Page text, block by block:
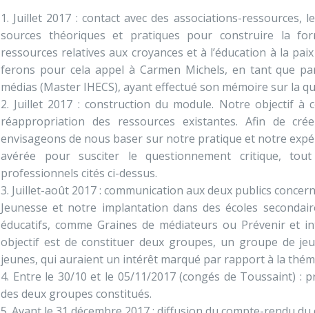
Juillet 2017 : contact avec des associations-
sources théoriques et pratiques pour construire la
ressources relatives aux croyances et à l’éducation à la
ferons pour cela appel à Carmen Michels, en tant que
médias (Master IHECS), ayant effectué son mémoire sur la
Juillet 2017 : construction du module. Notre objectif
réappropriation des ressources existantes. Afin de
envisageons de nous baser sur notre pratique et notre
avérée pour susciter le questionnement critique,
professionnels cités ci-dessus.
Juillet-août 2017 : communication aux deux publics
Jeunesse et notre implantation dans des écoles
éducatifs, comme Graines de médiateurs ou Prévenir et
objectif est de constituer deux groupes, un groupe de
jeunes, qui auraient un intérêt marqué par rapport à la
Entre le 30/10 et le 05/11/2017 (congés de Toussaint) :
des deux groupes constitués.